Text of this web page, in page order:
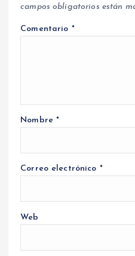
campos obligatorios están
Comentario *
Nombre*
Correo electrónico *
Web